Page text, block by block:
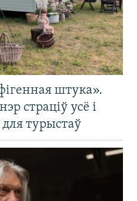
штука».
страціў усё і
для турыстаў